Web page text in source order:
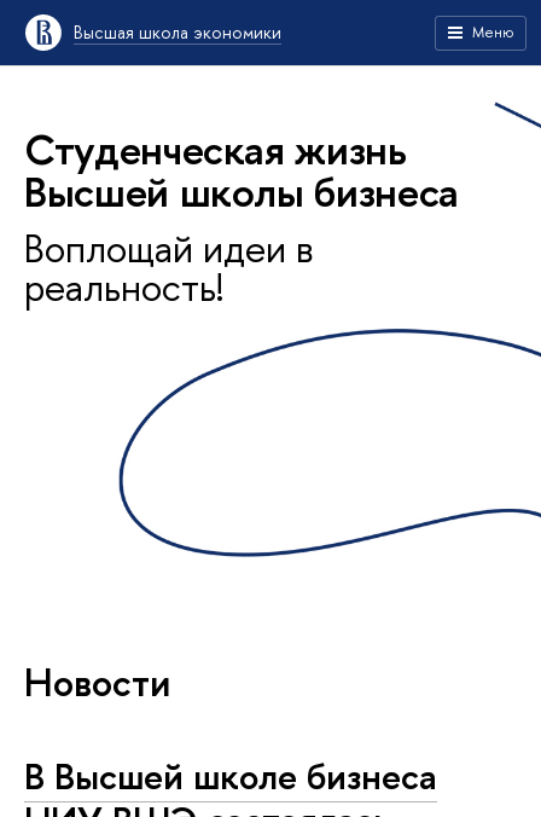
Высшая школа экономики Меню
Студенческая жизнь
Высшей школы бизнеса
Воплощай идеи в
реальность!
Новости
В Высшей школе бизнеса